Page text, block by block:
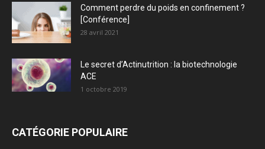
Comment perdre du poids en confinement ?
[Conférence]
28 avril 2021
Le secret d’Actinutrition : la biotechnologie
ACE
1 octobre 2019
CATÉGORIE POPULAIRE